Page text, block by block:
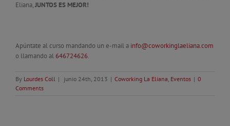
Eliana,JUNTOS ES MEJOR!
Apúntate al curso mandando un e-mail a info@coworkinglaeliana.com
o llamando al 646724626.
By Lourdes Coll | junio 24th, 2013 | Coworking La Eliana, Eventos | 0
Comments